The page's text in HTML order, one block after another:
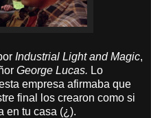
Industrial Light and Magic,
George Lucas. Lo
empresa afirmaba que
final los crearon como si
en tu casa (¿).